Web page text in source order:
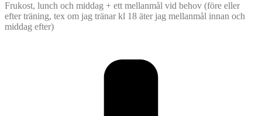
Frukost, lunch och middag + ett mellanmål vid behov (före eller
efter träning, tex om jag tränar kl 18 äter jag mellanmål innan och
middag efter)